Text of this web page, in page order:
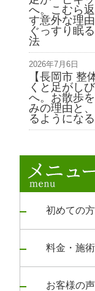
へ。こむら
す意外な理
ぐっすり眠
法
2026年7月6日
【長岡市 整
くと足がし
へ。お散歩
みの理由と
るようにな
初めての
料金・施
お客様の声